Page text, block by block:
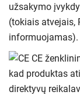
užsakymo
(tokiais atvejais,
informuojamas).
CE
kad produktas
direktyvų